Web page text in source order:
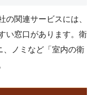
の関連サービスには、
い窓口があります。衛
、ノミなど「室内の衛